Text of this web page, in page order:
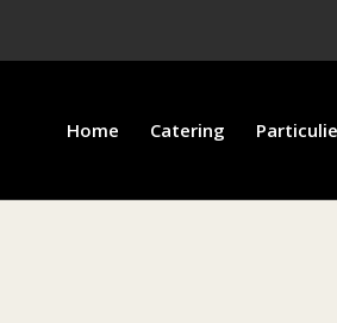
Home Catering